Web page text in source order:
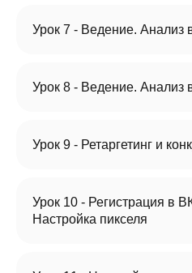
Урок 7 - Ведение. Анализ
Урок 8 - Ведение. Анализ
Урок 9 - Ретаргетинг и
Урок 10 - Регистрация в
Настройка пикселя
заказчиков приходят ко мне с